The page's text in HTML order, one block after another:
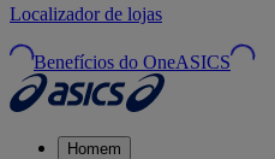
Localizador de lojas
Benefícios do OneASICS
Homem